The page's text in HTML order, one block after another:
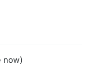
now)